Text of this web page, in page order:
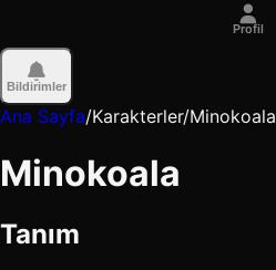
Profil
Bildirimler
Ana Sayfa/Karakterler/Minokoala
Minokoala
Tanım